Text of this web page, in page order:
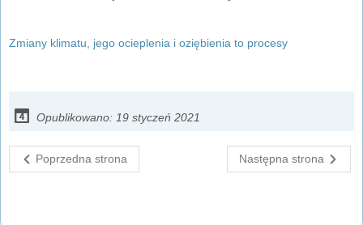
Zmiany klimatu, jego ocieplenia i oziębienia to procesy
Opublikowano: 19 styczeń 2021
Poprzedna strona Następna strona